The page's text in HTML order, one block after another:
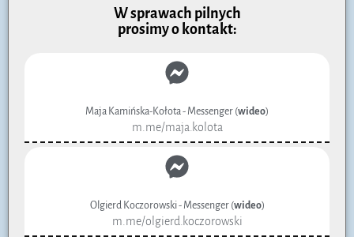
W sprawach pilnych
prosimy o kontakt:
Maja Kamińska-Kołota - Messenger (wideo)
m.me/maja.kolota
Olgierd Koczorowski - Messenger (wideo)
m.me/olgierd.koczorowski